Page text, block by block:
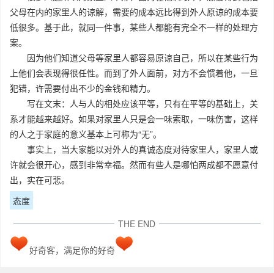
父母在内的家里人的谅解，需要的成本远比得到外人原谅的成本要
低很多。基于此，就同一件事，某些人都能有完全不一样的处理方
案。
因为他们知道父母等家里人都容易原谅自己，所以在某些行为
上他们会表现得很任性。而到了外人面前，对方不会惯着他，一旦
犯错，许需要付出不少的金钱和精力。
写在文末：人与人的相处应该平等，只有在平等的基础上，关
系才能越来越好。如果对家里人只是会一味索取，一味伤害，这样
的人之于家庭的意义基本上可称为“无”。
事实上，当大家能以对外人的真诚态度对待家里人，家里人或
许就会很开心，感到非常幸福。然而有些人是哪怕两成都不愿意付
出，实在可悲。
态度
THE END
好奇客，满足你的好奇